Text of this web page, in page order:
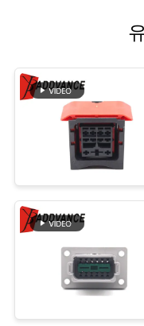
연
세